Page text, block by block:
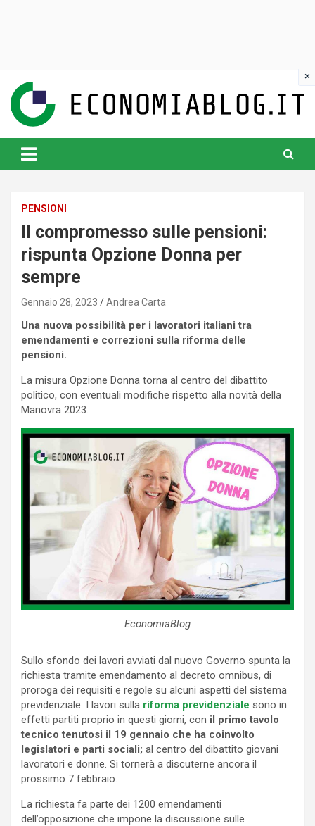
content
www.economiablog.it
PENSIONI
Il compromesso sulle pensioni:
rispunta Opzione Donna per
sempre
Gennaio 28, 2023 Andrea Carta
Una nuova possibilità per i lavoratori italiani tra
emendamenti e correzioni sulla riforma delle
pensioni.
La misura Opzione Donna torna al centro del dibattito
politico, con eventuali modifiche rispetto alla novità della
Manovra 2023.
EconomiaBlog
Sullo sfondo dei lavori avviati dal nuovo Governo spunta la
richiesta tramite emendamento al decreto omnibus, di
proroga dei requisiti e regole su alcuni aspetti del sistema
previdenziale. I lavori sulla riforma previdenziale sono in
effetti partiti proprio in questi giorni, con il primo tavolo
tecnico tenutosi il 19 gennaio che ha coinvolto
legislatori e parti sociali; al centro del dibattito giovani
lavoratori e donne. Si tornerà a discuterne ancora il
prossimo 7 febbraio.
La richiesta fa parte dei 1200 emendamenti
dell’opposizione che impone la discussione sulle